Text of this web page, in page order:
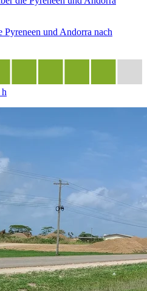
und Andorra nach